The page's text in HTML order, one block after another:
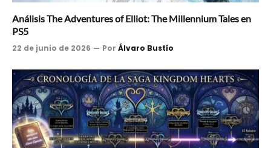
Análisis The Adventures of Elliot: The Millennium Tales en
PS5
22 de junio de 2026 Por Álvaro Bustío